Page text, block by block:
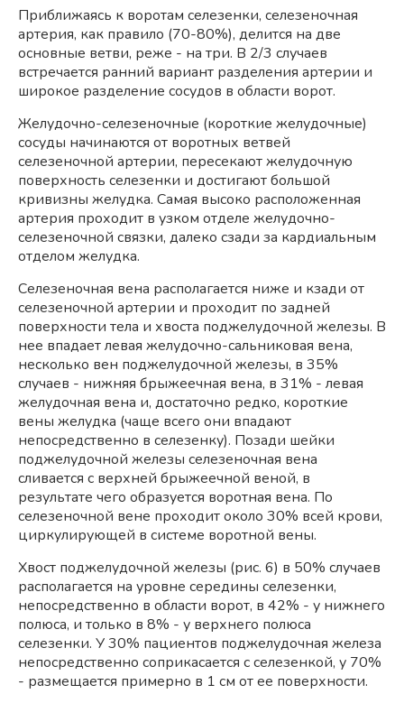
Приближаясь к воротам селезенки, селезеночная
артерия, как правило (70-80%), делится на две
основные ветви, реже - на три. В 2/3 случаев
встречается ранний вариант разделения артерии и
широкое разделение сосудов в области ворот.
Желудочно-селезеночные (короткие желудочные)
сосуды начинаются от воротных ветвей
селезеночной артерии, пересекают желудочную
поверхность селезенки и достигают большой
кривизны желудка. Самая высоко расположенная
артерия проходит в узком отделе желудочно-
селезеночной связки, далеко сзади за кардиальным
отделом желудка.
Селезеночная вена располагается ниже и кзади от
селезеночной артерии и проходит по задней
поверхности тела и хвоста поджелудочной железы. В
нее впадает левая желудочно-сальниковая вена,
несколько вен поджелудочной железы, в 35%
случаев - нижняя брыжеечная вена, в 31% - левая
желудочная вена и, достаточно редко, короткие
вены желудка (чаще всего они впадают
непосредственно в селезенку). Позади шейки
поджелудочной железы селезеночная вена
сливается с верхней брыжеечной веной, в
результате чего образуется воротная вена. По
селезеночной вене проходит около 30% всей крови,
циркулирующей в системе воротной вены.
Хвост поджелудочной железы (рис. 6) в 50% случаев
располагается на уровне середины селезенки,
непосредственно в области ворот, в 42% - у нижнего
полюса, и только в 8% - у верхнего полюса
селезенки. У 30% пациентов поджелудочная железа
непосредственно соприкасается с селезенкой, у 70%
- размещается примерно в 1 см от ее поверхности.